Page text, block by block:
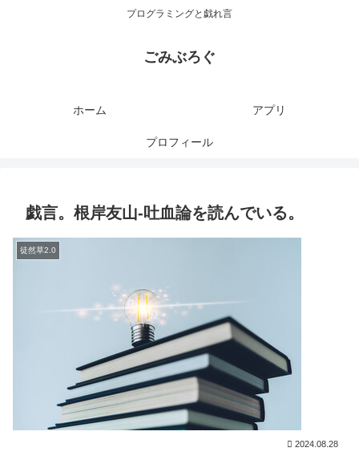
プログラミングと戯れ言
ごみぶろぐ
ホーム アプリ
プロフィール
戯言。根岸友山-吐血論を読んでいる。
徒然草2.0
2024.08.28